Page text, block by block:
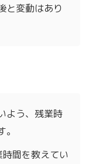
と変動はあり
よう、残業時
間を教えてい